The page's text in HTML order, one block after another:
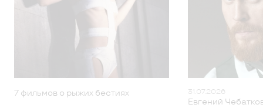
7 фильмов о рыжих бестиях 31.07.2026
Евгений